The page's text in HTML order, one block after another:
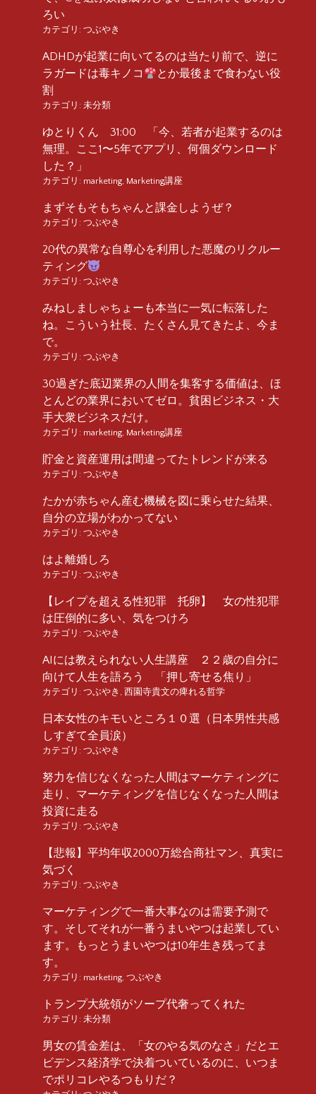
ろい
カテゴリ: つぶやき
ADHDが起業に向いてるのは当たり前で、逆に
ラガードは毒キノコ
とか最後まで食わない役
割
カテゴリ: 未分類
ゆとりくん 31:00 「今、若者が起業するのは
無理。ここ1〜5年でアプリ、何個ダウンロード
した？」
カテゴリ: marketing, Marketing講座
まずそもそもちゃんと課金しようぜ？
カテゴリ: つぶやき
20代の異常な自尊心を利用した悪魔のリクルー
ティング
カテゴリ: つぶやき
みねしましゃちょーも本当に一気に転落した
ね。こういう社長、たくさん見てきたよ、今ま
で。
カテゴリ: つぶやき
30過ぎた底辺業界の人間を集客する価値は、ほ
とんどの業界においてゼロ。貧困ビジネス・大
手大衆ビジネスだけ。
カテゴリ: marketing, Marketing講座
貯金と資産運用は間違ってたトレンドが来る
カテゴリ: つぶやき
たかが赤ちゃん産む機械を図に乗らせた結果、
自分の立場がわかってない
カテゴリ: つぶやき
はよ離婚しろ
カテゴリ: つぶやき
【レイプを超える性犯罪 托卵】 女の性犯罪
は圧倒的に多い、気をつけろ
カテゴリ: つぶやき
AIには教えられない人生講座 ２２歳の自分に
向けて人生を語ろう 「押し寄せる焦り」
カテゴリ: つぶやき , 西園寺貴文の痺れる哲学
日本女性のキモいところ１０選（日本男性共感
しすぎて全員涙）
カテゴリ: つぶやき
努力を信じなくなった人間はマーケティングに
走り、マーケティングを信じなくなった人間は
投資に走る
カテゴリ: つぶやき
【悲報】平均年収2000万総合商社マン、真実に
気づく
カテゴリ: つぶやき
マーケティングで一番大事なのは需要予測で
す。そしてそれが一番うまいやつは起業してい
ます。もっとうまいやつは10年生き残ってま
す。
カテゴリ: marketing, つぶやき
トランプ大統領がソープ代奢ってくれた
カテゴリ: 未分類
男女の賃金差は、「女のやる気のなさ」だとエ
ビデンス経済学で決着ついているのに、いつま
でポリコレやるつもりだ？